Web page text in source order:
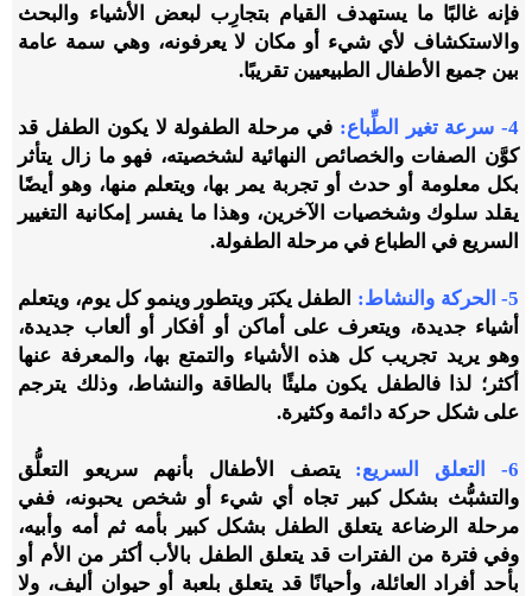
فإنه غالبًا ما يستهدف القيام بتجارِب لبعض الأشياء والبحث
والاستكشاف لأي شيء أو مكان لا يعرفونه، وهي سمة عامة
بين جميع الأطفال الطبيعيين تقريبًا.
4- سرعة تغير الطِّباع : في مرحلة الطفولة لا يكون الطفل قد
كوَّن الصفات والخصائص النهائية لشخصيته، فهو ما زال يتأثر
بكل معلومة أو حدث أو تجربة يمر بها، ويتعلم منها، وهو أيضًا
يقلد سلوك وشخصيات الآخرين، وهذا ما يفسر إمكانية التغيير
السريع في الطباع في مرحلة الطفولة.
5- الحركة والنشاط : الطفل يكبَر ويتطور وينمو كل يوم، ويتعلم
أشياء جديدة، ويتعرف على أماكن أو أفكار أو ألعاب جديدة،
وهو يريد تجريب كل هذه الأشياء والتمتع بها، والمعرفة عنها
أكثر؛ لذا فالطفل يكون مليئًا بالطاقة والنشاط، وذلك يترجم
على شكل حركة دائمة وكثيرة.
6- التعلق السريع : يتصف الأطفال بأنهم سريعو التعلُّق
والتشبُّث بشكل كبير تجاه أي شيء أو شخص يحبونه، ففي
مرحلة الرضاعة يتعلق الطفل بشكل كبير بأمه ثم أمه وأبيه،
وفي فترة من الفترات قد يتعلق الطفل بالأب أكثر من الأم أو
بأحد أفراد العائلة، وأحيانًا قد يتعلق بلعبة أو حيوان أليف، ولا